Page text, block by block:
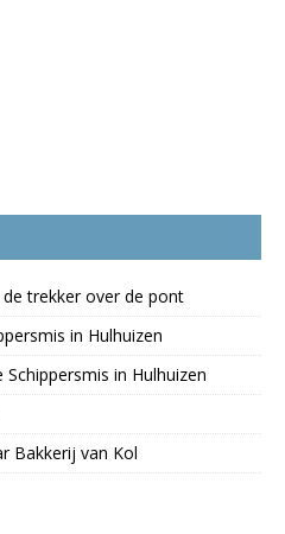
trekker over de pont
in Hulhuizen
Schippersmis in Hulhuizen
Bakkerij van Kol